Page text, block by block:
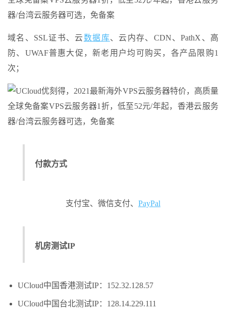
域名、SSL证书、云数据库、云内存、CDN、PathX、高
防、UWAF普惠大促，新老用户均可购买，各产品限购1
次；
付款方式
支付宝、微信支付、 PayPal
机房测试IP
UCloud中国香港测试IP：152.32.128.57
UCloud中国台北测试IP：128.14.229.111